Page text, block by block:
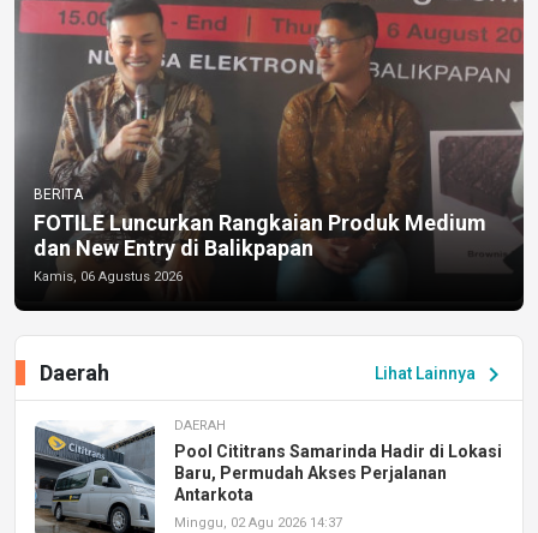
BERITA
FOTILE Luncurkan Rangkaian Produk Medium
dan New Entry di Balikpapan
Kamis, 06 Agustus 2026
Lihat Lainnya chevron_right
Daerah
DAERAH
Pool Cititrans Samarinda Hadir di Lokasi
Baru, Permudah Akses Perjalanan
Antarkota
Minggu, 02 Agu 2026 14:37